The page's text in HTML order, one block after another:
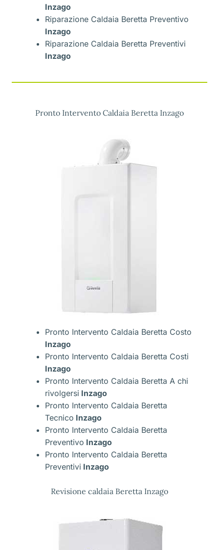
Inzago
Riparazione Caldaia Beretta Preventivo
Inzago
Riparazione Caldaia Beretta Preventivi
Inzago
Pronto Intervento Caldaia Beretta Inzago
Pronto Intervento Caldaia Beretta Costo
Inzago
Pronto Intervento Caldaia Beretta Costi
Inzago
Pronto Intervento Caldaia Beretta A chi
rivolgersi Inzago
Pronto Intervento Caldaia Beretta
Tecnico Inzago
Pronto Intervento Caldaia Beretta
Preventivo Inzago
Pronto Intervento Caldaia Beretta
Preventivi Inzago
Revisione caldaia Beretta Inzago